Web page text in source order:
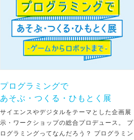
プログラミングで
あそぶ・つくる・ひもとく展
サイエンスやデジタルをテーマとした企画展
示・ワークショップの総合プロデュース。 プ
ログラミングってなんだろう？ プログラミン